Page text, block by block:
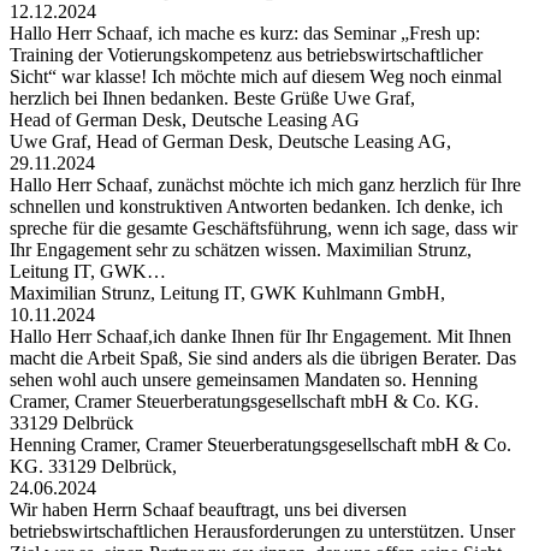
12.12.2024
Hallo Herr Schaaf, ich mache es kurz: das Seminar „Fresh up:
Training der Votierungskompetenz aus betriebswirtschaftlicher
Sicht“ war klasse! Ich möchte mich auf diesem Weg noch einmal
herzlich bei Ihnen bedanken. Beste Grüße Uwe Graf,
Head of German Desk, Deutsche Leasing AG
Uwe Graf, Head of German Desk, Deutsche Leasing AG,
29.11.2024
Hallo Herr Schaaf, zunächst möchte ich mich ganz herzlich für Ihre
schnellen und konstruktiven Antworten bedanken. Ich denke, ich
spreche für die gesamte Geschäftsführung, wenn ich sage, dass wir
Ihr Engagement sehr zu schätzen wissen. Maximilian Strunz,
Leitung IT, GWK…
Maximilian Strunz, Leitung IT, GWK Kuhlmann GmbH,
10.11.2024
Hallo Herr Schaaf,ich danke Ihnen für Ihr Engagement. Mit Ihnen
macht die Arbeit Spaß, Sie sind anders als die übrigen Berater. Das
sehen wohl auch unsere gemeinsamen Mandaten so. Henning
Cramer, Cramer Steuerberatungsgesellschaft mbH & Co. KG.
33129 Delbrück
Henning Cramer, Cramer Steuerberatungsgesellschaft mbH & Co.
KG. 33129 Delbrück,
24.06.2024
Wir haben Herrn Schaaf beauftragt, uns bei diversen
betriebswirtschaftlichen Herausforderungen zu unterstützen. Unser